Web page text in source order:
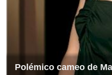
Polémico cameo de